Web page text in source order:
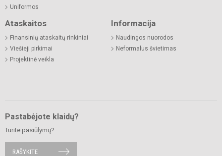
Uniformos
Ataskaitos
Finansinių ataskaitų rinkiniai
Viešieji pirkimai
Projektinė veikla
Informacija
Naudingos nuorodos
Neformalus švietimas
Pastabėjote klaidų?
Turite pasiūlymų?
RAŠYKITE